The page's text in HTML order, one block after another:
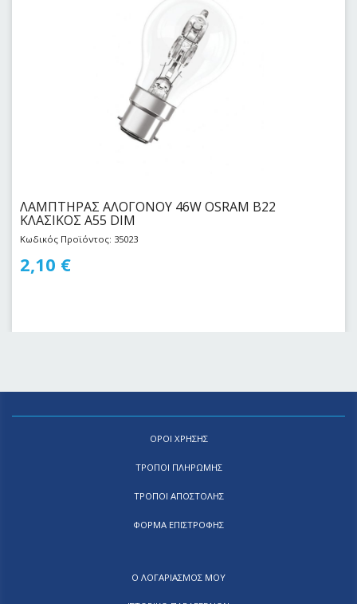
ΛΑΜΠΤΗΡΑΣ ΑΛΟΓΟΝΟΥ 46W OSRAM B22
KΛΑΣΙΚΟΣ Α55 DIM
Κωδικός Προϊόντος: 35023
2,10 €
ΟΡΟΙ ΧΡΗΣΗΣ
ΤΡΟΠΟΙ ΠΛΗΡΩΜΗΣ
ΤΡΟΠΟΙ ΑΠΟΣΤΟΛΗΣ
ΦΟΡΜΑ ΕΠΙΣΤΡΟΦΗΣ
Ο ΛΟΓΑΡΙΑΣΜΟΣ ΜΟΥ